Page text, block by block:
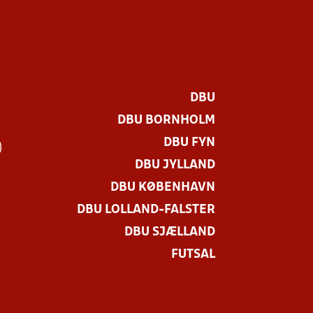
DBU
DBU BORNHOLM
DBU FYN
DBU JYLLAND
DBU KØBENHAVN
DBU LOLLAND-FALSTER
DBU SJÆLLAND
FUTSAL